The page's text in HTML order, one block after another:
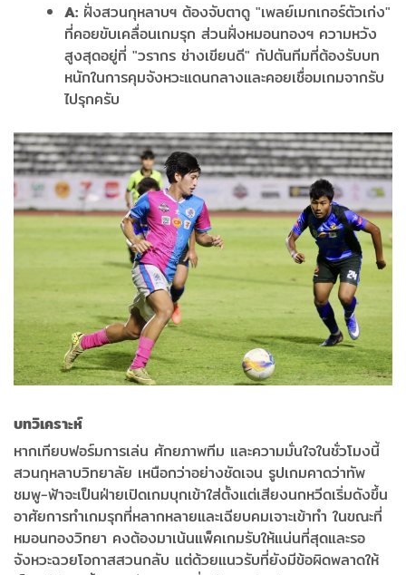
A: ฝั่งสวนกุหลาบฯ ต้องจับตาดู "เพลย์เมกเกอร์ตัวเก่ง"
ที่คอยขับเคลื่อนเกมรุก ส่วนฝั่งหมอนทองฯ ความหวัง
สูงสุดอยู่ที่ "วรากร ช่างเขียนดี" กัปตันทีมที่ต้องรับบท
หนักในการคุมจังหวะแดนกลางและคอยเชื่อมเกมจากรับ
ไปรุกครับ
บทวิเคราะห์
หากเทียบฟอร์มการเล่น ศักยภาพทีม และความมั่นใจในชั่วโมงนี้
สวนกุหลาบวิทยาลัย เหนือกว่าอย่างชัดเจน รูปเกมคาดว่าทัพ
ชมพู-ฟ้าจะเป็นฝ่ายเปิดเกมบุกเข้าใส่ตั้งแต่เสียงนกหวีดเริ่มดังขึ้น
อาศัยการทำเกมรุกที่หลากหลายและเฉียบคมเจาะเข้าทำ ในขณะที่
หมอนทองวิทยา คงต้องมาเน้นแพ็คเกมรับให้แน่นที่สุดและรอ
จังหวะฉวยโอกาสสวนกลับ แต่ด้วยแนวรับที่ยังมีข้อผิดพลาดให้